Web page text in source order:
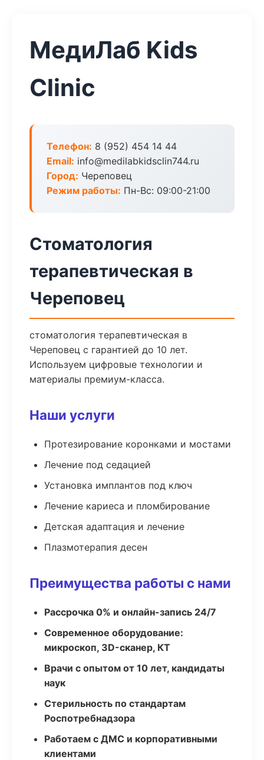
МедиЛаб Kids
Clinic
Телефон: 8 (952) 454 14 44
Email: info@medilabkidsclin744.ru
Город: Череповец
Режим работы: Пн-Вс: 09:00-21:00
Стоматология
терапевтическая в
Череповец
стоматология терапевтическая в
Череповец с гарантией до 10 лет.
Используем цифровые технологии и
материалы премиум-класса.
Наши услуги
Протезирование коронками и мостами
Лечение под седацией
Установка имплантов под ключ
Лечение кариеса и пломбирование
Детская адаптация и лечение
Плазмотерапия десен
Преимущества работы с нами
Рассрочка 0% и онлайн-запись 24/7
Современное оборудование:
микроскоп, 3D-сканер, КТ
Врачи с опытом от 10 лет, кандидаты
наук
Стерильность по стандартам
Роспотребнадзора
Работаем с ДМС и корпоративными
клиентами